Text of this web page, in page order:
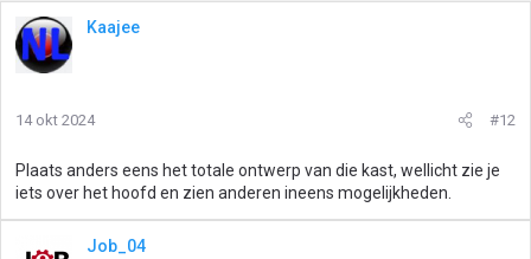
Kaajee
14 okt 2024 #12
Plaats anders eens het totale ontwerp van die kast, wellicht zie je
iets over het hoofd en zien anderen ineens mogelijkheden.
Job_04